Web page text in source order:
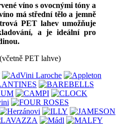
víno s ovocnými tóny a
má střední tělo a jemně
PET lahev umožňuje
a je ideální pro